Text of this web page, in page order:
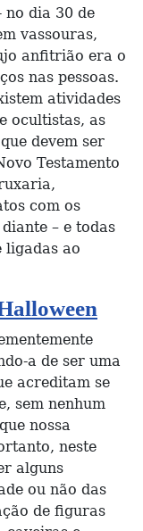
no dia 30 de
vassouras,
anfitrião era o
nas pessoas.
atividades
ocultistas, as
devem ser
Testamento
com os
– e todas
ligadas ao
a de ser uma
acreditam se
sem nenhum
nossa
neste
alguns
ou não das
de figuras